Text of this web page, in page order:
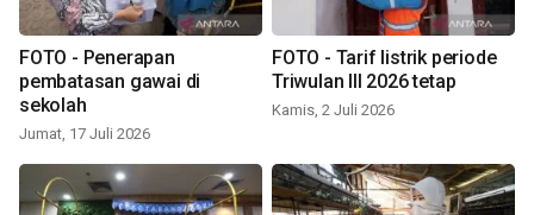
FOTO - Penerapan
pembatasan gawai di
sekolah
Jumat, 17 Juli 2026
FOTO - Tarif listrik periode
Triwulan III 2026 tetap
Kamis, 2 Juli 2026